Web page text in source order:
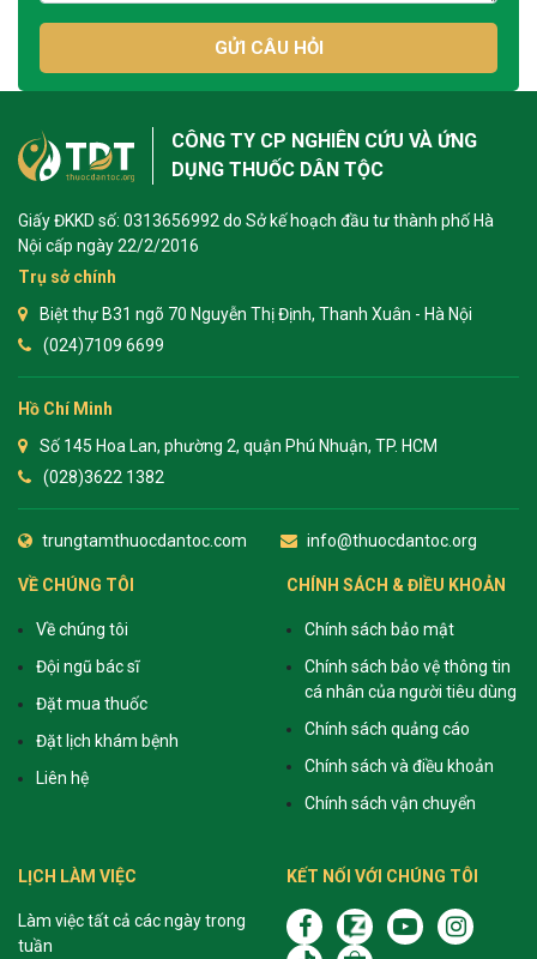
GỬI CÂU HỎI
CÔNG TY CP NGHIÊN CỨU VÀ ỨNG
DỤNG THUỐC DÂN TỘC
Giấy ĐKKD số: 0313656992 do Sở kế hoạch đầu tư thành phố Hà
Nội cấp ngày 22/2/2016
Trụ sở chính
Biệt thự B31 ngõ 70 Nguyễn Thị Định, Thanh Xuân - Hà Nội
(024)7109 6699
Hồ Chí Minh
Số 145 Hoa Lan, phường 2, quận Phú Nhuận, TP. HCM
(028)3622 1382
trungtamthuocdantoc.com info@thuocdantoc.org
VỀ CHÚNG TÔI
Về chúng tôi
Đội ngũ bác sĩ
Đặt mua thuốc
Đặt lịch khám bệnh
Liên hệ
CHÍNH SÁCH & ĐIỀU KHOẢN
Chính sách bảo mật
Chính sách bảo vệ thông tin
cá nhân của người tiêu dùng
Chính sách quảng cáo
Chính sách và điều khoản
Chính sách vận chuyển
LỊCH LÀM VIỆC
Làm việc tất cả các ngày trong
tuần
KẾT NỐI VỚI CHÚNG TÔI